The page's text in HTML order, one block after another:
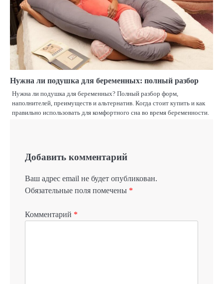
Нужна ли подушка для беременных: полный разбор
Нужна ли подушка для беременных? Полный разбор форм,
наполнителей, преимуществ и альтернатив. Когда стоит купить и как
правильно использовать для комфортного сна во время беременности.
Добавить комментарий
Ваш адрес email не будет опубликован.
Обязательные поля помечены *
Комментарий *